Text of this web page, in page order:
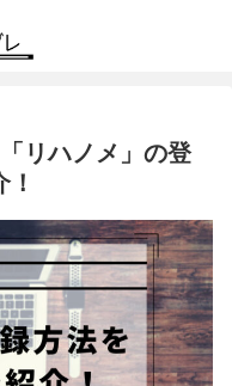
リハノメ」の登